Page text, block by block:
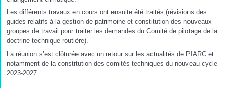
Les différents travaux en cours ont ensuite été traités (révisions des
guides relatifs à la gestion de patrimoine et constitution des nouveaux
groupes de travail pour traiter les demandes du Comité de pilotage de la
doctrine technique routière).
La réunion s’est clôturée avec un retour sur les actualités de PIARC et
notamment de la constitution des comités techniques du nouveau cycle
2023-2027.